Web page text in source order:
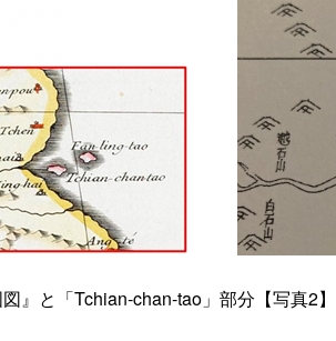
』と「Tchian‐chan-tao」部分【写真2